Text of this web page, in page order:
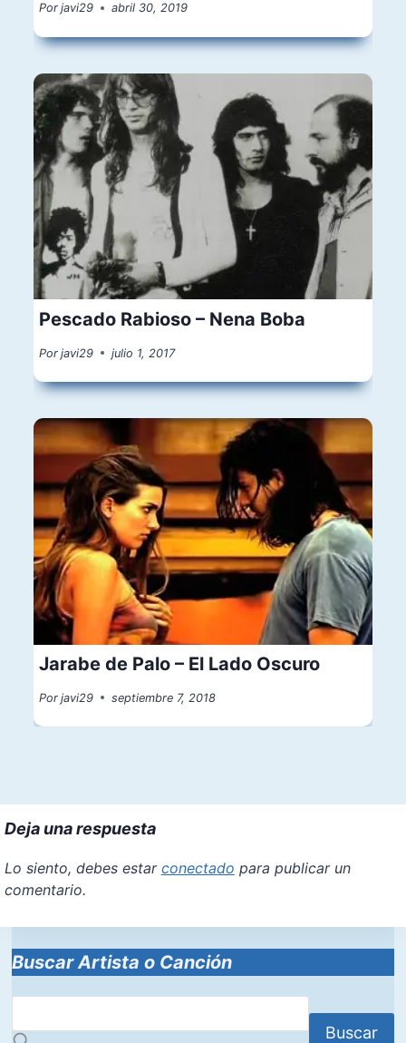
Por javi29 abril 30, 2019
Pescado Rabioso – Nena Boba
Por javi29 julio 1, 2017
Jarabe de Palo – El Lado Oscuro
Por javi29 septiembre 7, 2018
Deja una respuesta
Lo siento, debes estar conectado para publicar un
comentario.
Buscar Artista o Canción
Buscar